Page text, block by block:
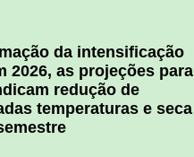
da intensificação
2026, as projeções para
redução de
temperaturas e seca